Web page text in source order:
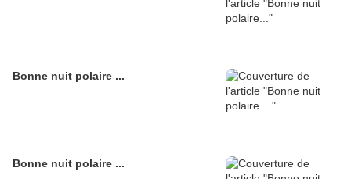
Bonne nuit polaire ...
Bonne nuit polaire ...